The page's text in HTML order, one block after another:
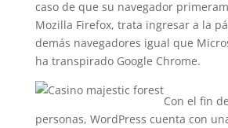
caso de que su navegador
Mozilla Firefox, trata ingresar a la
demás navegadores igual que
ha transpirado Google Chrome.
Con el fin
personas, WordPress cuenta con